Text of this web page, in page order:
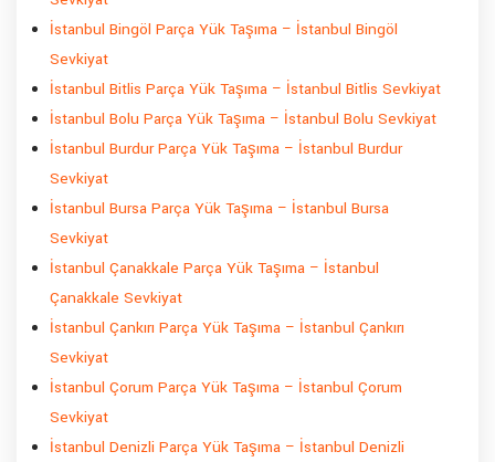
İstanbul Bingöl Parça Yük Taşıma – İstanbul Bingöl
Sevkiyat
İstanbul Bitlis Parça Yük Taşıma – İstanbul Bitlis Sevkiyat
İstanbul Bolu Parça Yük Taşıma – İstanbul Bolu Sevkiyat
İstanbul Burdur Parça Yük Taşıma – İstanbul Burdur
Sevkiyat
İstanbul Bursa Parça Yük Taşıma – İstanbul Bursa
Sevkiyat
İstanbul Çanakkale Parça Yük Taşıma – İstanbul
Çanakkale Sevkiyat
İstanbul Çankırı Parça Yük Taşıma – İstanbul Çankırı
Sevkiyat
İstanbul Çorum Parça Yük Taşıma – İstanbul Çorum
Sevkiyat
İstanbul Denizli Parça Yük Taşıma – İstanbul Denizli